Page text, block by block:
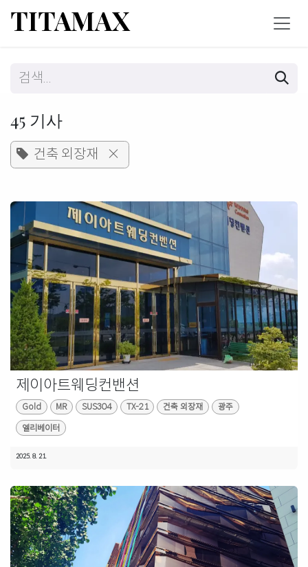
콘텐츠로 건너뛰기
TITAMAX
45 기사
건축 외장재 ×
제이아트웨딩컨밴션
Gold MR SUS304 TX-21 건축 외장재 광주
엘리베이터
2025. 8. 21.